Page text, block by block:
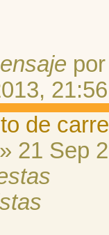
21:56
de
21 Sep